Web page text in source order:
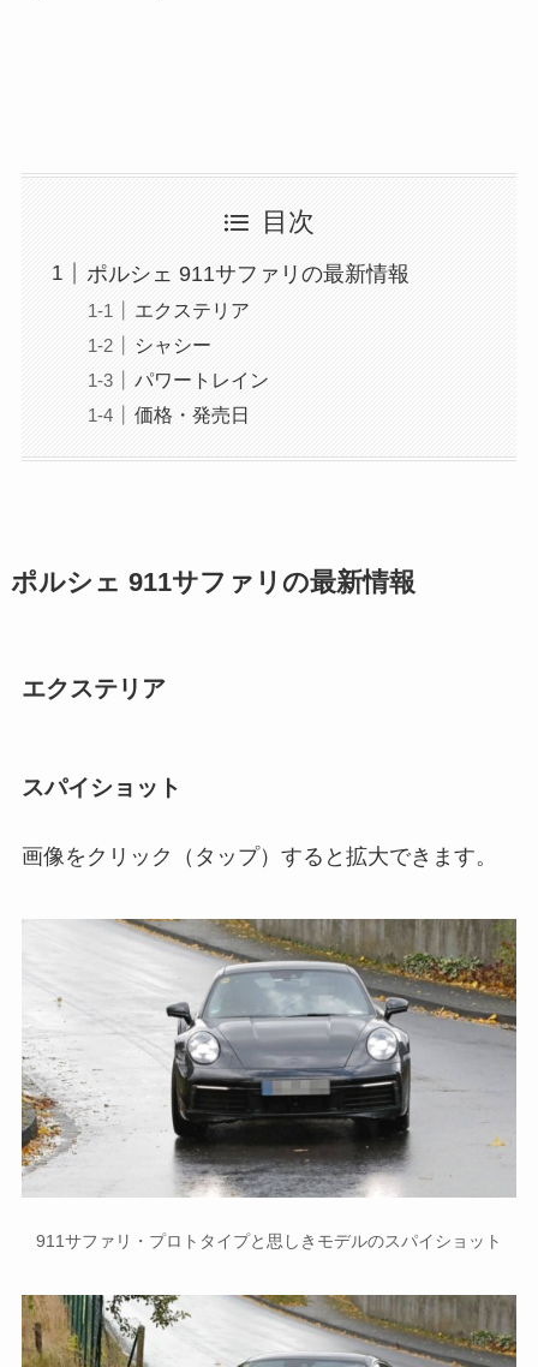
目次
ポルシェ 911サファリの最新情報
エクステリア
シャシー
パワートレイン
価格・発売日
ポルシェ 911サファリの最新情報
エクステリア
スパイショット
画像をクリック（タップ）すると拡大できます。
911サファリ・プロトタイプと思しきモデルのスパイショット